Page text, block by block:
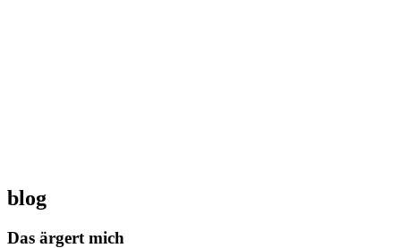
blog
Das ärgert mich